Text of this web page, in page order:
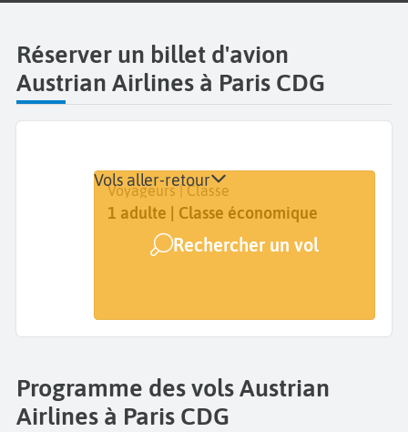
Réserver un billet d'avion
Austrian Airlines à Paris CDG
Départ
Paris Charles de Gaulle (CDG)
Dates
Dates de votre voyage
Voyageurs | Classe
1 adulte | Classe économique
Rechercher un vol
Vols aller-retour
Programme des vols Austrian
Airlines à Paris CDG